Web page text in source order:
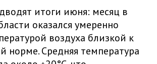
итоги июня: месяц в
оказался умеренно
воздуха близкой к
норме. Средняя температура